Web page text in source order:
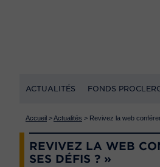
ACTUALITÉS FONDS
Accueil >Actualités > Revivez la web
REVIVEZ LA WEB
SES DÉFIS ? »